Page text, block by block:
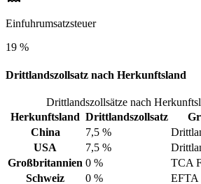
Einfuhrumsatzsteuer
19 %
Drittlandszollsatz nach Herkunftsland
Drittlandszollsätze nach
Herkunftsland Drittlandszollsatz
China
7,5 %
USA
7,5 %
Großbritannien 0 %
TCA
Schweiz
0 % EFTA